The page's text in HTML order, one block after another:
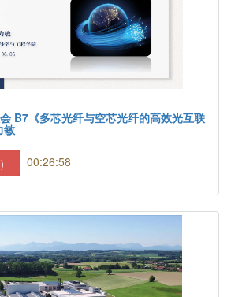
B7《多芯光纤与空芯光纤的高效光互联
敏
00:26:58